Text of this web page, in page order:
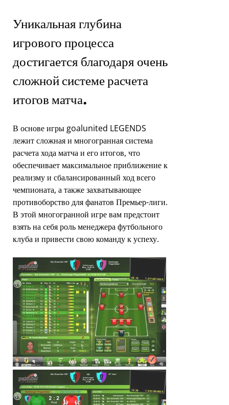
Уникальная глубина
игрового процесса
достигается благодаря очень
сложной системе расчета
итогов матча.
В основе игры goalunited LEGENDS
лежит сложная и многогранная система
расчета хода матча и его итогов, что
обеспечивает максимальное приближение к
реализму и сбалансированный ход всего
чемпионата, а также захватывающее
противоборство для фанатов Премьер-лиги.
В этой многогранной игре вам предстоит
взять на себя роль менеджера футбольного
клуба и привести свою команду к успеху.